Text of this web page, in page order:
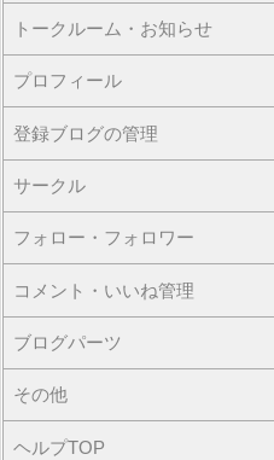
トークルーム・お知らせ
プロフィール
登録ブログの管理
サークル
フォロー・フォロワー
コメント・いいね管理
ブログパーツ
その他
ヘルプTOP